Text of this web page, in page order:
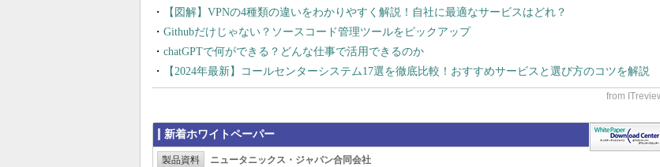
【図解】VPNの4種類の違いをわかりやすく解説！自社に最適なサービスはどれ？
Githubだけじゃない？ソースコード管理ツールをピックアップ
chatGPTで何ができる？どんな仕事で活用できるのか
【2024年最新】コールセンターシステム17選を徹底比較！おすすめサービスと選び方のコツを解説
新着ホワイトペーパー
製品資料 ニュータニックス・ジャパン合同会社